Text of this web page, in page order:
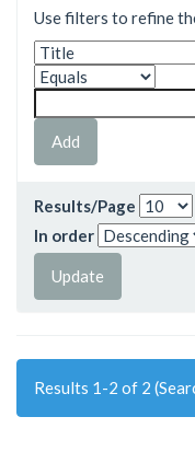
Use filters to refine
Results/Page
In order
Results 1-2 of 2